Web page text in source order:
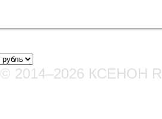
© 2014–2026 КСЕНОН